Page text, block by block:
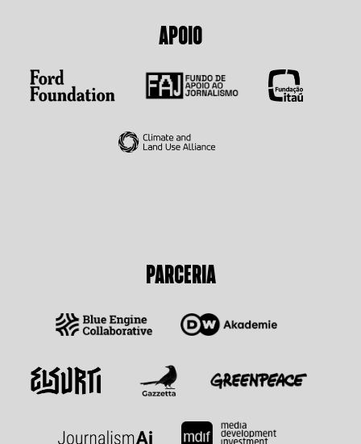
APOIO
PARCERIA